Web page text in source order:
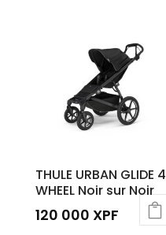
THULE URBAN GLIDE 4
WHEEL Noir sur Noir
120 000 XPF